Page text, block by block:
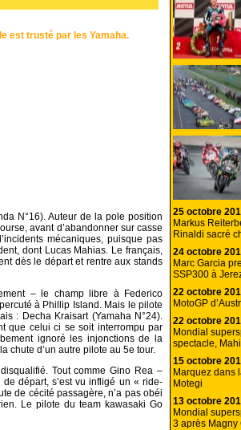
est trusté par les Yamaha.
N°16). Auteur de la pole position
avant d’abandonner sur casse
mécaniques, puisque pas
dont Lucas Mahias. Le français,
dès le départ et rentre aux stands
– le champ libre à Federico
à Phillip Island. Mais le pilote
: Decha Kraisart (Yamaha N°24).
que celui ci se soit interrompu par
ignoré les injonctions de la
chute d’un autre pilote au 5e tour.
Tout comme Gino Rea –
départ, s’est vu infligé un « ride-
de cécité passagère, n’a pas obéi
Le pilote du team kawasaki Go
25 octobre
Markus
Rinaldi sacré
24 octobre
Marc Garcia
SSP300 à
22 octobre
MotoGP
22 octobre
Mondial
spectacle,
15 octobre
Marquez dans
Motegi
13 octobre
Mondial
3 après Magny